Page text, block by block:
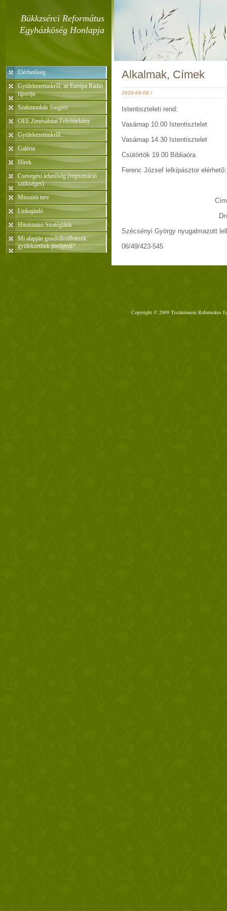
Bükkzsérci Református
Egyházköség Honlapja
Elérhetőség
Gyülekezetünkről, az Európa Rádió
riportja
Szakmunkás Singers
OEE Zenésáhitat Felsőtárkány
Gyülekezetünkről...
Galéria
Hírek
Csevegési lehetőség (regisztráció
szükséges)
Missziói terv
Linkajánló
Hitoktatási Stratégiánk
Mi alapján gondolkodhatunk
gyülekzetünk jövőjéről?
Alkalmak, Címek
2026-08-08 /
Istentiszteleti rend:
Vasárnap 10.00 Istentisztelet
Vasárnap 14.30 Istentisztelet
Csütörtök 19.00 Bibliaóra
Ferenc József lelkipásztor
Cím: 3414
Szécsényi György nyugalmazott
06/49/423-545
Copyright © 2009 Tiszáninneni Református